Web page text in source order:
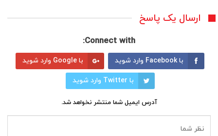
ارسال یک پاسخ
Connect with:
با Facebook وارد شوید با Google وارد شوید
با Twitter وارد شوید
آدرس ایمیل شما منتشر نخواهد شد.